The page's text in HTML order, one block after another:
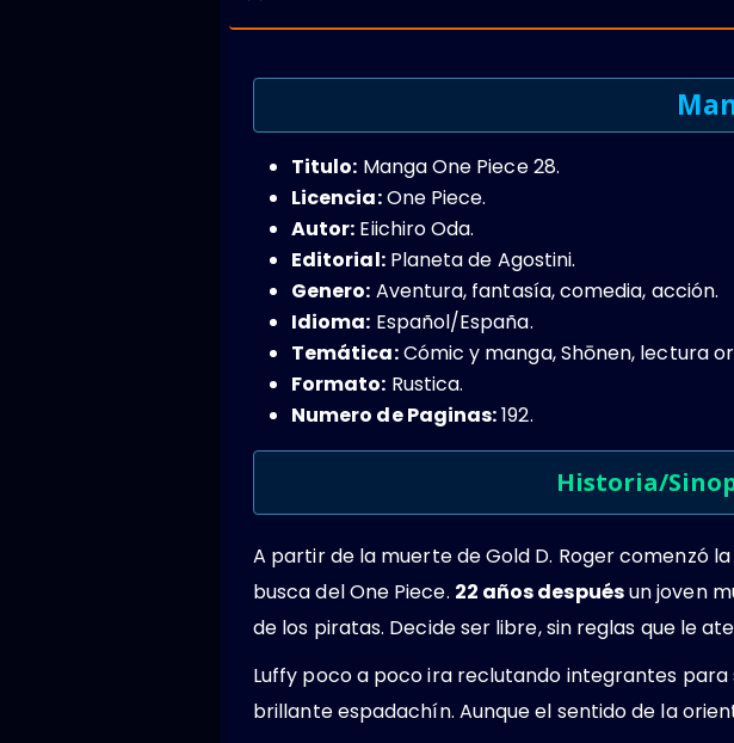
Titulo: Manga One Piece 28.
Licencia:One Piece.
Autor: Eiichiro Oda.
Editorial:Planeta de Agostini.
Genero: Aventura,​ fantasía, comedia, acción​.
Idioma: Español/España.
Temática:Cómic y manga, Shōnen, lectura
Formato: Rustica.
Numero de Paginas:192.
Historia/
A partir de la muerte de Gold D. Roger comenzó
busca del One Piece. 22 años despuésun joven
de los piratas. Decide ser libre, sin reglas que le
Luffy poco a poco ira reclutando integrantes para
brillante espadachín. Aunque el sentido de la